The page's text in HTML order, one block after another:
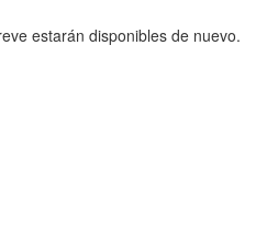
estarán disponibles de nuevo.